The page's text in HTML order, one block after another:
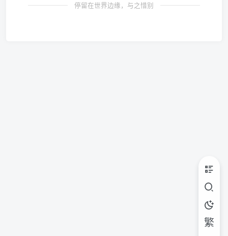
停留在世界边缘，与之惜别
繁